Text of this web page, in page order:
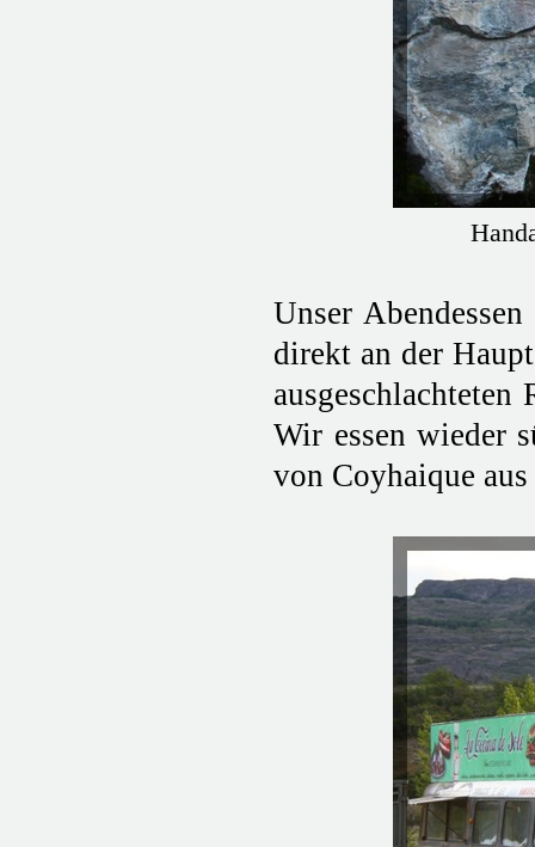
Unser
direkt an der
Wir essen wieder
von Coyhaique